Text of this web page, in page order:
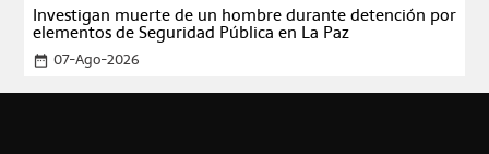
Investigan muerte de un hombre durante detención por
elementos de Seguridad Pública en La Paz
date_range 07-Ago-2026